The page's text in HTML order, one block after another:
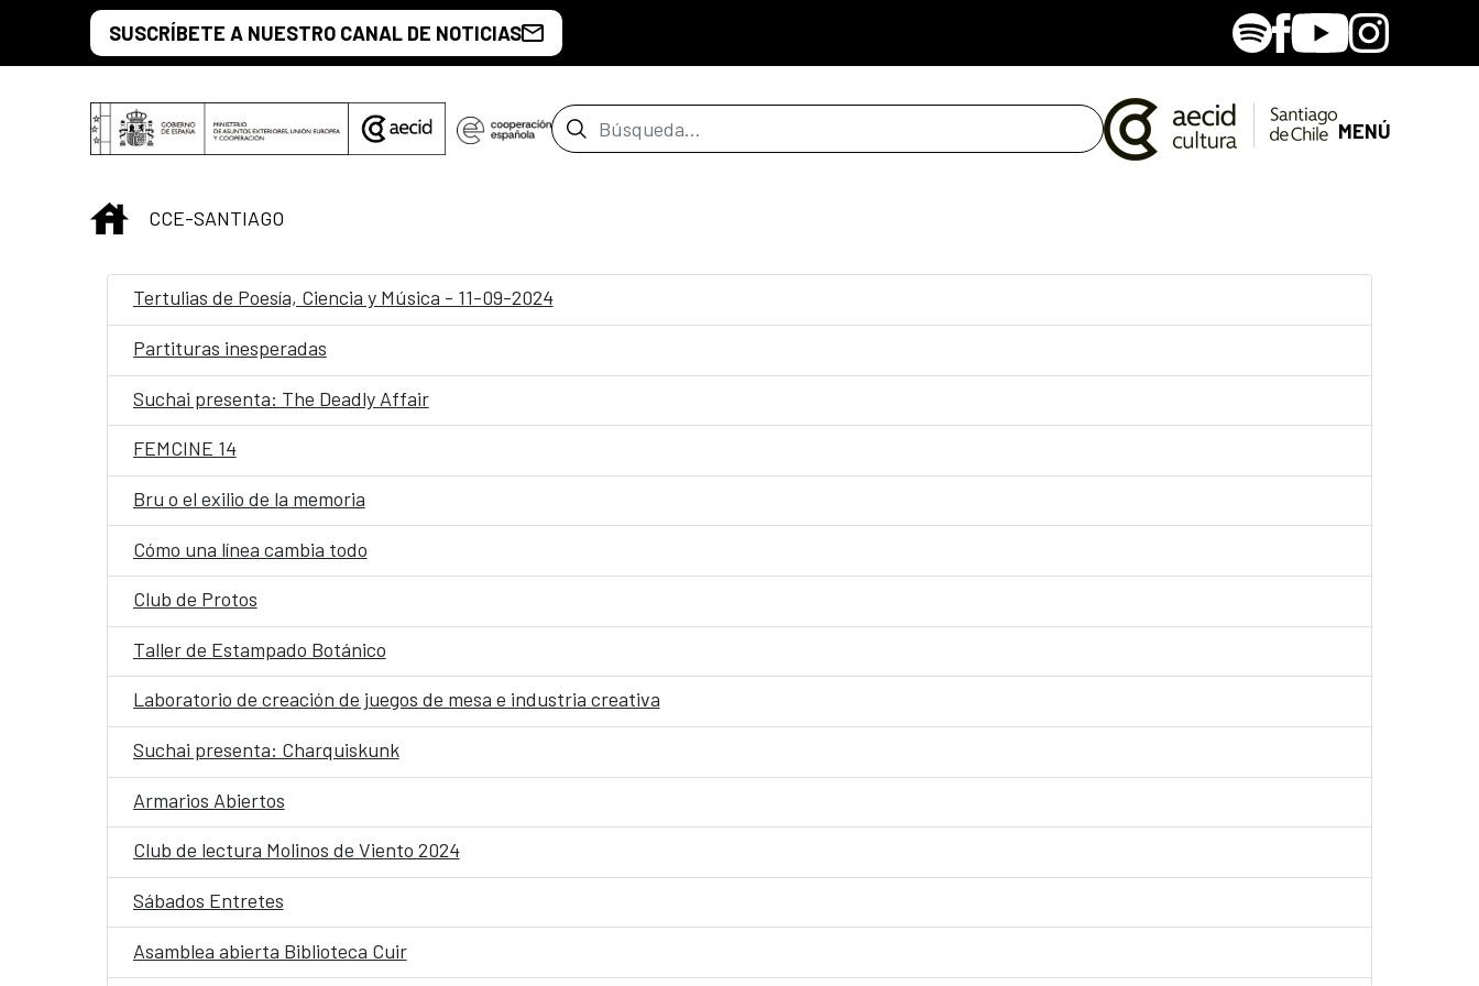
Saltar al contenido principal
SUSCRÍBETE A NUESTRO CANAL DE NOTICIAS SpotifyFacebook
YoutubeInstagram
Barra de búsqueda MENÚ
INICIO
CCE-SANTIAGO
Tertulias de Poesía, Ciencia y Música - 11-09-2024
Partituras inesperadas
Suchai presenta: The Deadly Affair
FEMCINE 14
Bru o el exilio de la memoria
Cómo una línea cambia todo
Club de Protos
Taller de Estampado Botánico
Laboratorio de creación de juegos de mesa e industria creativa
Suchai presenta: Charquiskunk
Armarios Abiertos
Club de lectura Molinos de Viento 2024
Sábados Entretes
Asamblea abierta Biblioteca Cuir